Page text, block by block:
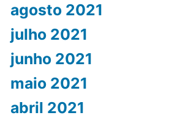
agosto 2021
julho 2021
junho 2021
maio 2021
abril 2021